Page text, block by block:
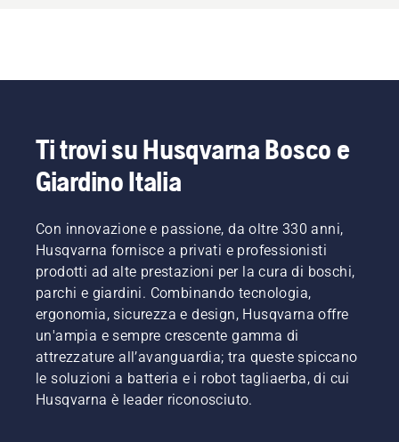
Ti trovi su Husqvarna Bosco e
Giardino Italia
Con innovazione e passione, da oltre 330 anni,
Husqvarna fornisce a privati e professionisti
prodotti ad alte prestazioni per la cura di boschi,
parchi e giardini. Combinando tecnologia,
ergonomia, sicurezza e design, Husqvarna offre
un'ampia e sempre crescente gamma di
attrezzature all’avanguardia; tra queste spiccano
le soluzioni a batteria e i robot tagliaerba, di cui
Husqvarna è leader riconosciuto.